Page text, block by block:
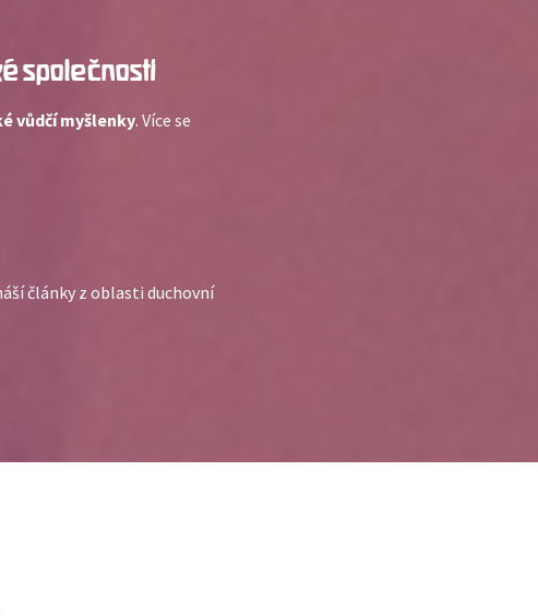
společnosti
vůdčí myšlenky. Více se
články z oblasti duchovní